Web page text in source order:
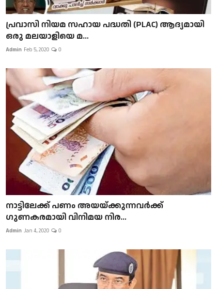
പ്രവാസി നിയമ സഹായ പദ്ധതി (PLAC) ആദ്യമായി
ഒരു മലയാളിയെ മ...
Admin Feb 5, 2020 0
നാട്ടിലേക്ക് പണം അയയ്ക്കുന്നവർക്ക്
ഗുണകരമായി വിനിമയ നിര...
Admin Jan 4, 2020 0